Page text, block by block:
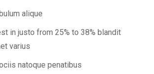
alique
in justo from 25% to 38% blandit
varius
natoque penatibus